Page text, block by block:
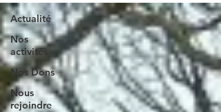
Actualité
Nos
activités
Nos Dons
Nous
rejoindre